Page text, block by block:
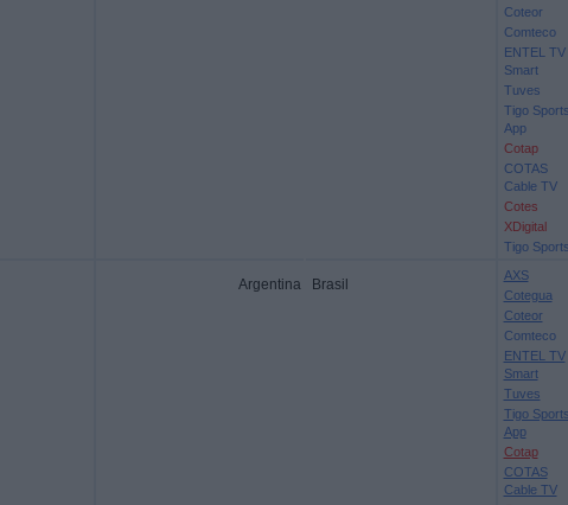
Coteor
Comteco
ENTEL TV
Smart
Tuves
Tigo Sports
App
Cotap
COTAS
Cable TV
Cotes
XDigital
Tigo Sports
Argentina Brasil
AXS
Cotegua
Coteor
Comteco
ENTEL TV
Smart
Tuves
Tigo Sports
App
Cotap
COTAS
Cable TV